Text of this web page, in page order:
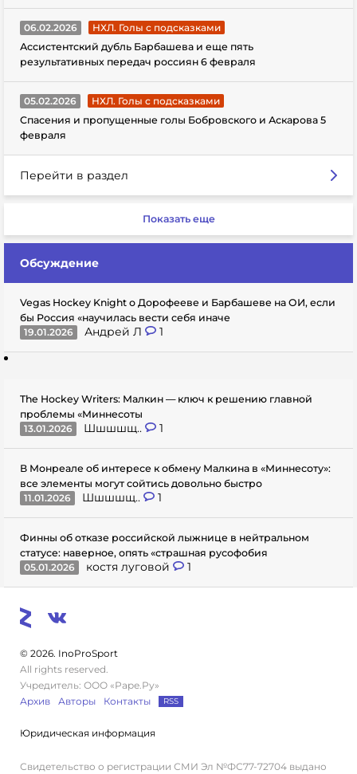
06.02.2026
НХЛ. Голы с подсказками
Ассистентский дубль Барбашева и еще пять
результативных передач россиян 6 февраля
05.02.2026
НХЛ. Голы с подсказками
Спасения и пропущенные голы Бобровского и Аскарова 5
февраля
Перейти в раздел
Показать еще
Обсуждение
Vegas Hockey Knight о Дорофееве и Барбашеве на ОИ, если
бы Россия «научилась вести себя иначе
19.01.2026
Андрей Л 1
The Hockey Writers: Малкин — ключ к решению главной
проблемы «Миннесоты
13.01.2026
Шшшшщ.. 1
В Монреале об интересе к обмену Малкина в «Миннесоту»:
все элементы могут сойтись довольно быстро
11.01.2026
Шшшшщ.. 1
Финны об отказе российской лыжнице в нейтральном
статусе: наверное, опять «страшная русофобия
05.01.2026
костя луговой 1
© 2026. InoProSport
All rights reserved.
Учредитель: ООО «Раре.Ру»
Архив
Авторы Контакты RSS
Юридическая информация
Свидетельство о регистрации СМИ Эл №ФС77-72704 выдано